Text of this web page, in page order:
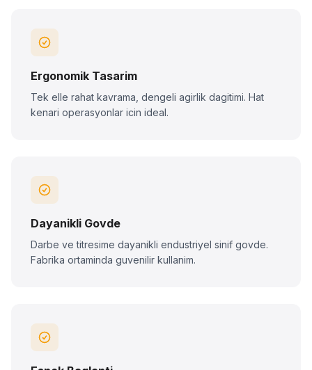
Ergonomik Tasarim
Tek elle rahat kavrama, dengeli agirlik dagitimi. Hat
kenari operasyonlar icin ideal.
Dayanikli Govde
Darbe ve titresime dayanikli endustriyel sinif govde.
Fabrika ortaminda guvenilir kullanim.